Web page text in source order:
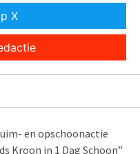
X
en opschoonactie
Kroon in 1 Dag Schoon”